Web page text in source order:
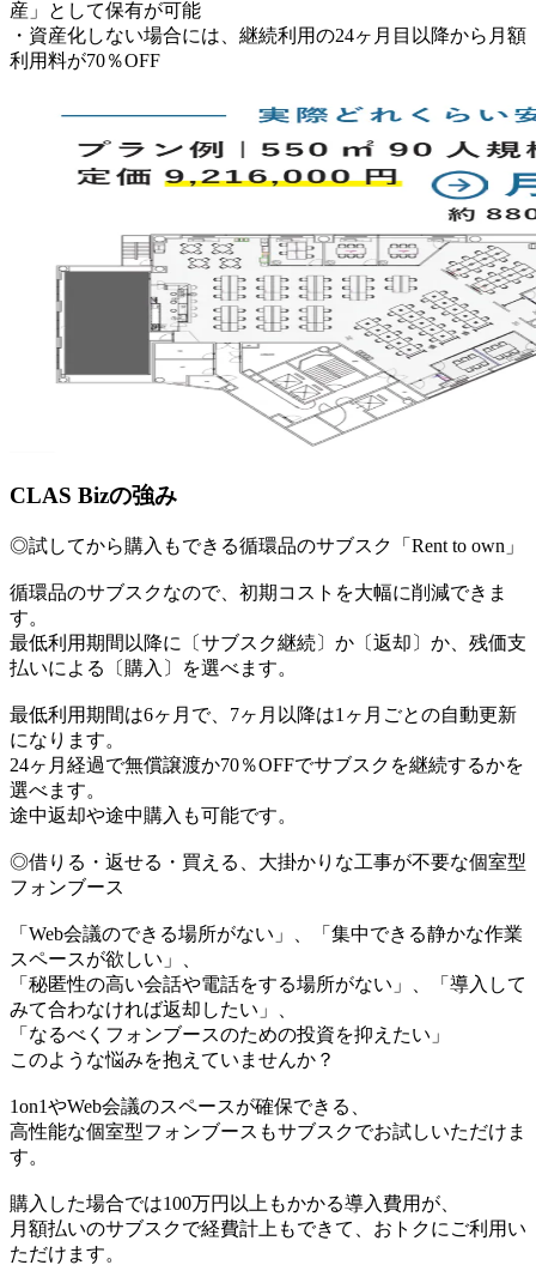
産」として保有が可能
・資産化しない場合には、継続利用の24ヶ月目以降から月額
利用料が70％OFF
CLAS Bizの強み
◎試してから購入もできる循環品のサブスク「Rent to own」
循環品のサブスクなので、初期コストを大幅に削減できま
す。
最低利用期間以降に〔サブスク継続〕か〔返却〕か、残価支
払いによる〔購入〕を選べます。
最低利用期間は6ヶ月で、7ヶ月以降は1ヶ月ごとの自動更新
になります。
24ヶ月経過で無償譲渡か70％OFFでサブスクを継続するかを
選べます。
途中返却や途中購入も可能です。
◎借りる・返せる・買える、大掛かりな工事が不要な個室型
フォンブース
「Web会議のできる場所がない」、「集中できる静かな作業
スペースが欲しい」、
「秘匿性の高い会話や電話をする場所がない」、「導入して
みて合わなければ返却したい」、
「なるべくフォンブースのための投資を抑えたい」
このような悩みを抱えていませんか？
1on1やWeb会議のスペースが確保できる、
高性能な個室型フォンブースもサブスクでお試しいただけま
す。
購入した場合では100万円以上もかかる導入費用が、
月額払いのサブスクで経費計上もできて、おトクにご利用い
ただけます。